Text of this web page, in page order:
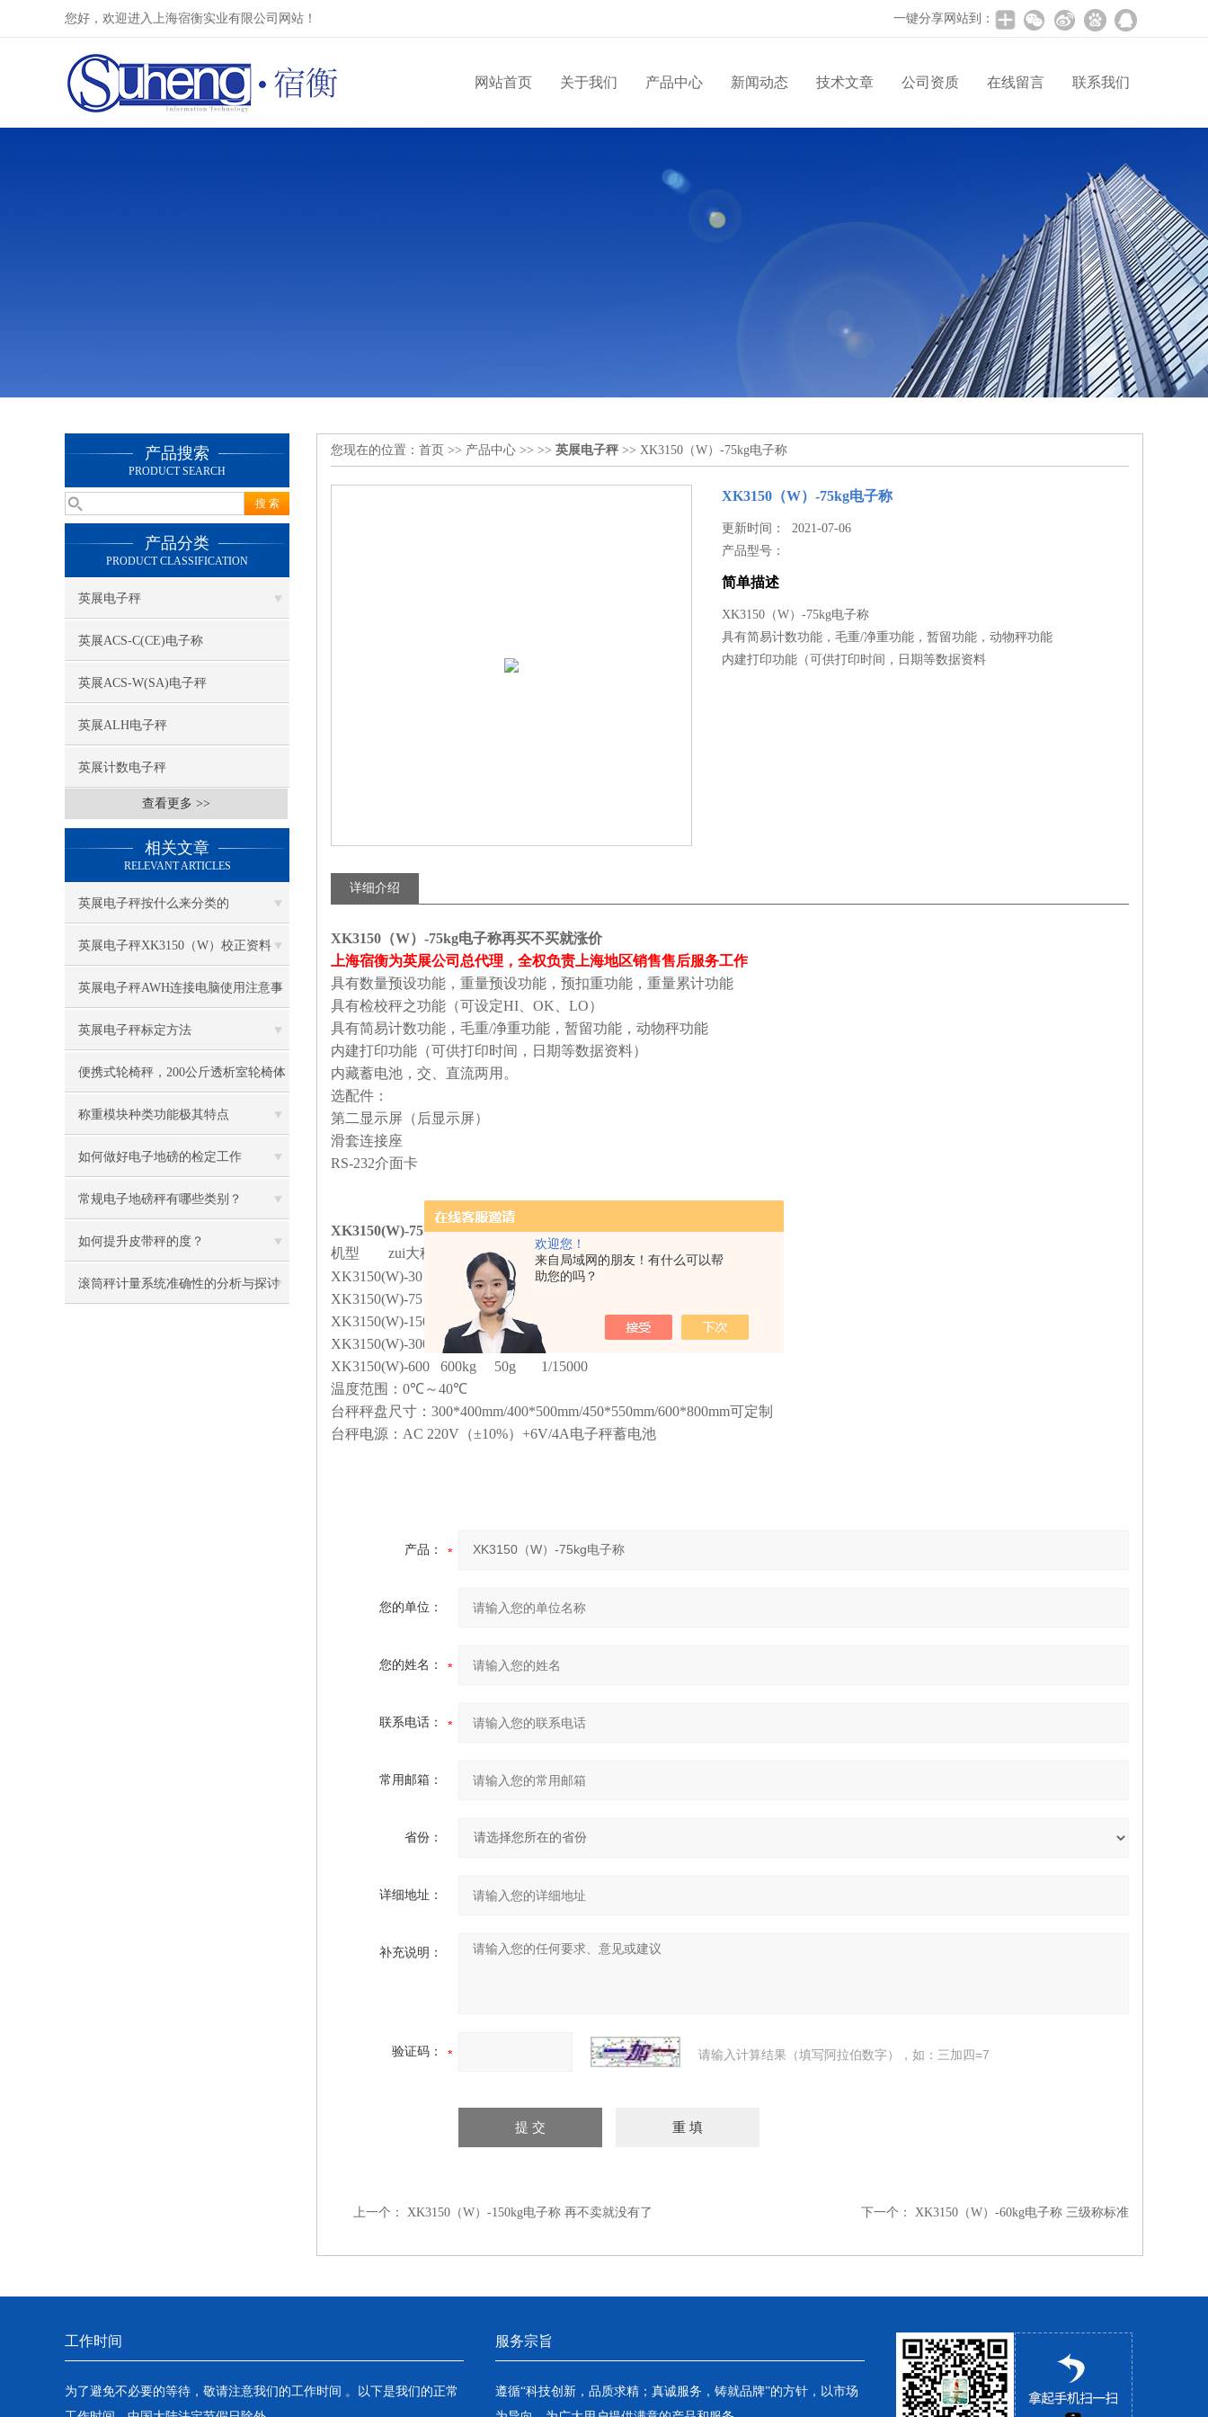
欢迎您！
来自局域网的朋友！有什么可以帮
助您的吗？
您好，欢迎进入上海宿衡实业有限公司网站！ 一键分享网站到：
网站首页 关于我们 产品中心 新闻动态 技术文章 公司资质 在线留言 联系我们
产品搜索
PRODUCT SEARCH
产品分类
PRODUCT CLASSIFICATION
英展电子秤
英展ACS-C(CE)电子称
英展ACS-W(SA)电子秤
英展ALH电子秤
英展计数电子秤
查看更多 >>
相关文章
RELEVANT ARTICLES
英展电子秤按什么来分类的
英展电子秤XK3150（W）校正资料
英展电子秤AWH连接电脑使用注意事
项
英展电子秤标定方法
便携式轮椅秤，200公斤透析室轮椅体
重称
称重模块种类功能极其特点
如何做好电子地磅的检定工作
常规电子地磅秤有哪些类别？
如何提升皮带秤的度？
滚筒秤计量系统准确性的分析与探讨​
您现在的位置： 首页 >> 产品中心 >> >> 英展电子秤 >> XK3150（W）-75kg电子称
XK3150（W）-75kg电子称
更新时间： 2021-07-06
产品型号：
简单描述
XK3150（W）-75kg电子称
具有简易计数功能，毛重/净重功能，暂留功能，动物秤功能
内建打印功能（可供打印时间，日期等数据资料
详细介绍
XK3150（W）-75kg电子称再买不买就涨价
上海宿衡为英展公司总代理，全权负责上海地区销售售后服务工作
具有数量预设功能，重量预设功能，预扣重功能，重量累计功能
具有检校秤之功能（可设定HI OK LO）
具有简易计数功能，毛重/净重功能，暂留功能，动物秤功能
内建打印功能（可供打印时间，日期等数据资料）
内藏蓄电池，交、直流两用。
选配件：
第二显示屏（后显示屏）
滑套连接座
RS-232介面卡
XK3150(W)-75kg电子称规格：
机型
zui大秤量 zui小感量
外部精度
XK3150(W)-30 30KG 2g 1/15000
XK3150(W)-75 75kg 5g 1/15000
XK3150(W)-150 150kg 10g 1/15000
XK3150(W)-300 300kg 20g 1/15000
XK3150(W)-600 600kg 50g 1/15000
温度范围： 0℃～40℃
台秤秤盘尺寸： 300*400mm/400*500mm/450*550mm/600*800mm可定制
台秤电源： AC 220V （±10%） +6V/4A电子秤蓄电池
产品：
您的单位：
您的姓名：
联系电话：
常用邮箱：
省份：
详细地址：
补充说明：
验证码： 请输入计算结果（填写阿拉伯数字），如：三加四=7
上一个： XK3150（W）-150kg电子称 再不卖就没有了 下一个： XK3150（W）-60kg电子称 三级称标准
工作时间
为了避免不必要的等待，敬请注意我们的工作时间 。以下是我们的正常
服务宗旨
遵循“科技创新，品质求精；真诚服务，铸就品牌”的方针，以市场